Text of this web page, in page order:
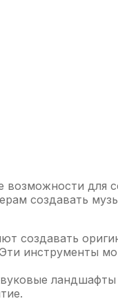
создавать
создавать
инструменты